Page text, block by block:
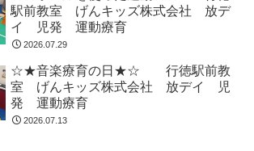
駅前教室 げんキッズ株式会社 放デ
イ 児発 運動療育
2026.07.29
☆★音楽療育の日★☆ 行徳駅前教
室 げんキッズ株式会社 放デイ 児
発 運動療育
2026.07.13